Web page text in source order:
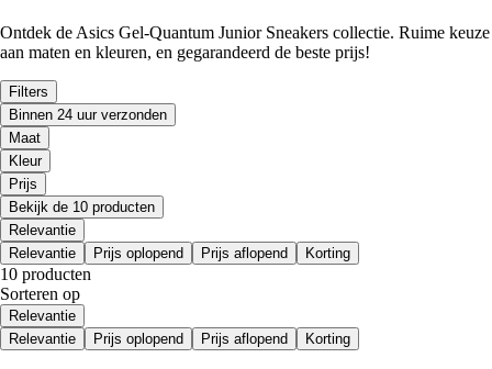
Ontdek de Asics Gel-Quantum Junior Sneakers collectie. Ruime keuze
aan maten en kleuren, en gegarandeerd de beste prijs!
Filters
Binnen 24 uur verzonden
Maat
Kleur
Prijs
Bekijk de 10 producten
Relevantie
Relevantie
Prijs oplopend Prijs aflopend Korting
10 producten
Sorteren op
Relevantie
Relevantie
Prijs oplopend Prijs aflopend Korting